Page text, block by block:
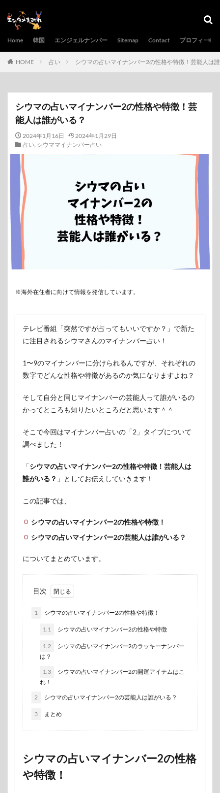
Home 韓国 エンジェルナンバー Sitemap Contact プロフィール
HOME 占い シウマの占いマイナンバー2の性格や特徴！芸能人は
シウマの占いマイナンバー2の性格や特徴！芸
能人は誰がいる？
2024年1月16日
2024年1月29日
占い, シウママイナンバー占い
※海外在住者に向けて情報を発信しています。
テレビ番組「突然ですが占ってもいいですか？」で新た
に注目されるシウマさんのマイナンバー占い！
1〜9のマイナンバーに分けられるんですが、それぞれの
数字でどんな性格や特徴があるのか気になりますよね？
そして自分と同じマイナンバーの芸能人って誰がいるの
かってところも知りたいところだと思います＾＾
そこで今回はマイナンバー占いの「2」タイプについて
調べました！
「シウマの占いマイナンバー2の性格や特徴！芸能人は
誰がいる？ 」としてお伝えしていきます！
この記事では、
シウマの占いマイナンバー2の性格や特徴！
シウマの占いマイナンバー2の芸能人は誰がいる？
についてまとめています。
目次
1 シウマの占いマイナンバー2の性格や特徴！
1.1 シウマの占いマイナンバー2の性格や特徴
1.2
シウマの占いマイナンバー2のラッキーナンバー
は？
1.3
シウマの占いマイナンバー2の開運アイテムはこ
れ！
2 シウマの占いマイナンバー2の芸能人は誰がいる？
3 まとめ
シウマの占いマイナンバー2の性格
や特徴！